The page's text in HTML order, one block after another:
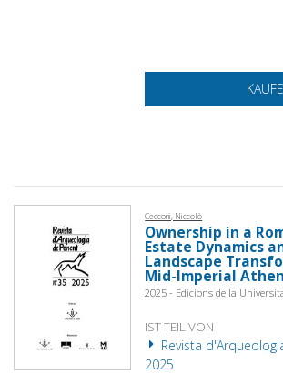
Cecconi, Niccolò
Ownership in a
Estate Dynamics
Landscape
Mid-Imperial
2025 - Edicions de la
IST TEIL VON
Revista
2025